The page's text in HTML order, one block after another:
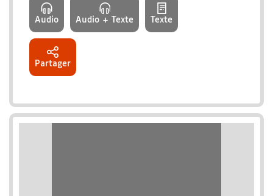
Audio Audio + Texte Texte
Partager